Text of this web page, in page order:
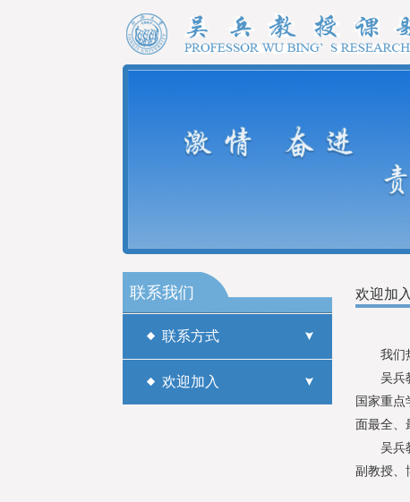
联系我们
联系方式
欢迎加入
欢迎加入
我们热
吴兵教
国家重
面最全、
吴兵教
副教授、